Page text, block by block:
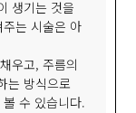
생기는 것을
는 시술은 아
우고, 주름의
는 방식으로
수 있습니다.